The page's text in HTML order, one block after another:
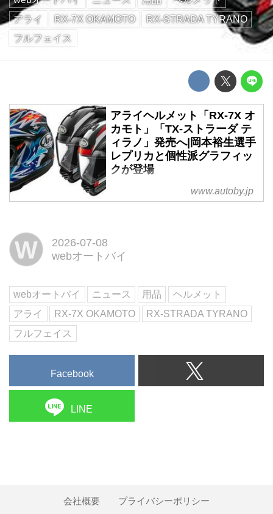
アライ
RX-7X OKAMOTO
RX-STRADA TYRANO
フルフェイス
アライヘルメット「RX-7X オ
カモト」「TX-ストラーダ テ
ィラノ」発売へ|岡本裕生選手
レプリカと個性派グラフィッ
クが登場
アライヘルメットは、フルフェイ
スヘルメット「RX-7X オカモ
カモト」 はスーパースポーツ世
のレプリカモデル、「TX-ストラ
ーダ ティラノ」は大理...
www.autoby.jp
W
2026-07-08
webオートバイ
webオートバイ ニュース 用品
ヘルメット
アライ
RX-7X OKAMOTO
RX-STRADA TYRANO
フルフェイス
Facebook
LINE
会社概要 プライバシーポリシー